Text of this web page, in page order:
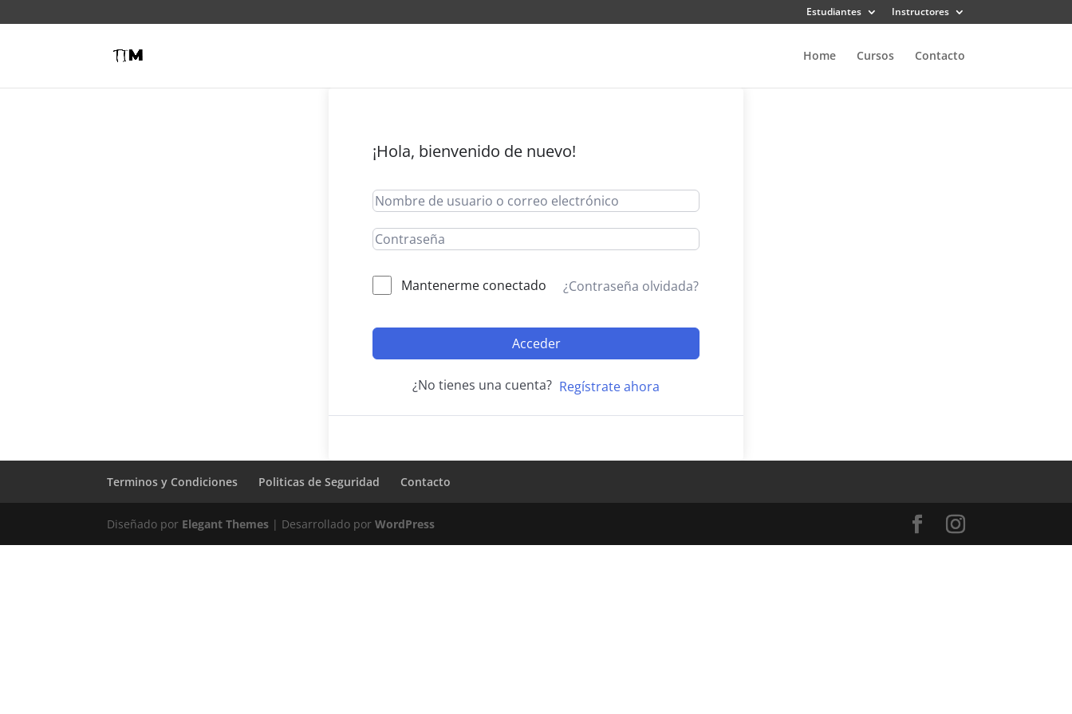
Estudiantes Instructores
Home Cursos Contacto
¡Hola, bienvenido de nuevo!
Mantenerme conectado ¿Contraseña olvidada?
Acceder
¿No tienes una cuenta? Regístrate ahora
Terminos y Condiciones Politicas de Seguridad Contacto
Diseñado por Elegant Themes | Desarrollado porWordPress